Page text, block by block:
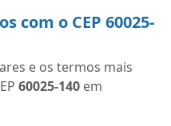
com o CEP 60025-
e os termos mais
60025-140 em